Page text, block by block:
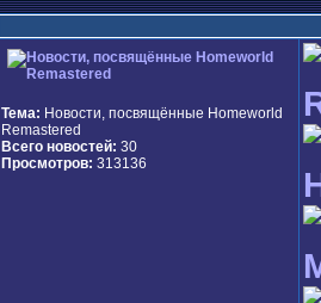
Тема: Новости, посвящённые Homeworld
Remastered
Всего новостей: 30
Просмотров: 313136